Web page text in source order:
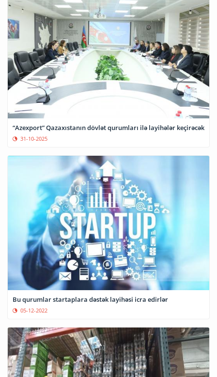
“Azexport” Qazaxıstanın dövlət qurumları ilə layihələr keçirəcək
31-10-2025
Bu qurumlar startaplara dəstək layihəsi icra edirlər
05-12-2022